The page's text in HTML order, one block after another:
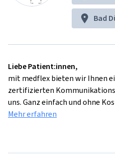
Bad
Liebe Patient:innen,
mit medflex bieten wir Ihnen
zertifizierten
uns. Ganz einfach und ohne
Mehr erfahren